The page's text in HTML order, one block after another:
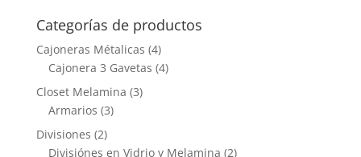
Categorías de productos
Cajoneras Métalicas (4)
Cajonera 3 Gavetas (4)
Closet Melamina (3)
Armarios (3)
Divisiones (2)
Divisiónes en Vidrio y Melamina (2)